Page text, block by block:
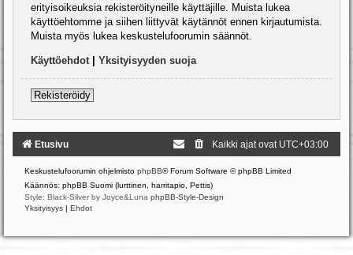
erityisoikeuksia rekisteröityneille käyttäjille. Muista lukea
käyttöehtomme ja siihen liittyvät käytännöt ennen kirjautumista.
Muista myös lukea keskustelufoorumin säännöt.
Käyttöehdot Yksityisyyden suoja
Rekisteröidy
Etusivu Kaikki ajat ovat UTC+03:00
Keskustelufoorumin ohjelmisto phpBB® Forum Software © phpBB Limited
Käännös: phpBB Suomi (lurttinen, harritapio, Pettis)
Style: Black-Silver by Joyce&Luna phpBB-Style-Design
Yksityisyys | Ehdot